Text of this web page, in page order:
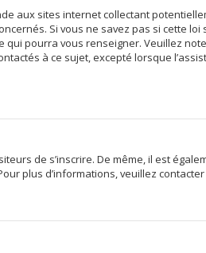
aux sites internet collectant
Si vous ne savez pas si cette loi
pourra vous renseigner. Veuillez
à ce sujet, excepté lorsque
de s’inscrire. De même, il est
plus d’informations, veuillez